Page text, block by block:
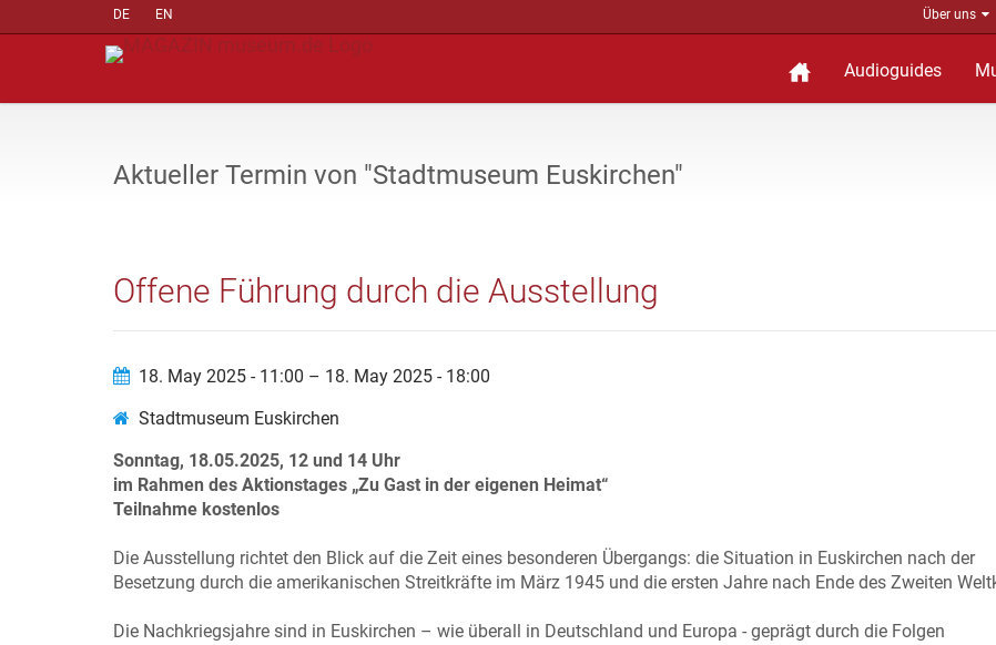
DE EN Über uns
Audioguides
Aktueller Termin von "Stadtmuseum Euskirchen"
Offene Führung durch die Ausstellung
18. May 2025 - 11:00 – 18. May 2025 - 18:00
Stadtmuseum Euskirchen
Sonntag, 18.05.2025, 12 und 14 Uhr
im Rahmen des Aktionstages „Zu Gast in der eigenen Heimat“
Teilnahme kostenlos
Die Ausstellung richtet den Blick auf die Zeit eines besonderen Übergangs: die Situation in Euskirchen nach der
Besetzung durch die amerikanischen Streitkräfte im März 1945 und die ersten Jahre nach Ende des Zweiten
Die Nachkriegsjahre sind in Euskirchen – wie überall in Deutschland und Europa - geprägt durch die Folgen